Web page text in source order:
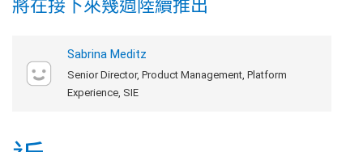
將在接下來幾週陸續推出
Sabrina Meditz
Senior Director, Product Management, Platform
Experience, SIE